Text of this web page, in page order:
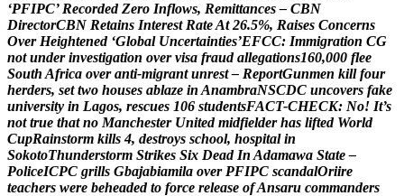
‘PFIPC’ Recorded Zero Inflows, Remittances – CBN
DirectorCBN Retains Interest RateAt 26.5%, Raises Concerns
Over Heightened ‘Global Uncertainties’EFCC: Immigration CG
not under investigation over visa fraud allegations160,000 flee
South Africa over anti-migrant unrest – ReportGunmen kill four
herders, set two houses ablaze in AnambraNSCDC uncovers fake
university in Lagos, rescues 106 studentsFACT-CHECK: No! It’s
not true that no Manchester United midfielder has lifted World
CupRainstorm kills 4, destroys school, hospital in
SokotoThunderstorm Strikes Six Dead In Adamawa State –
PoliceICPC grills Gbajabiamila over PFIPC scandalOriire
teachers were beheaded to force release ofAnsaru commanders